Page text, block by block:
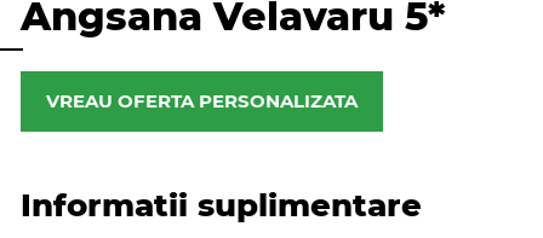
Angsana Velavaru 5*
VREAU OFERTA PERSONALIZATA
Informatii suplimentare